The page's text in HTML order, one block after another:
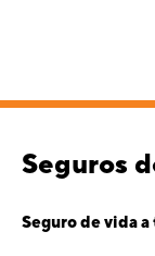
Seguros
Seguro de vida